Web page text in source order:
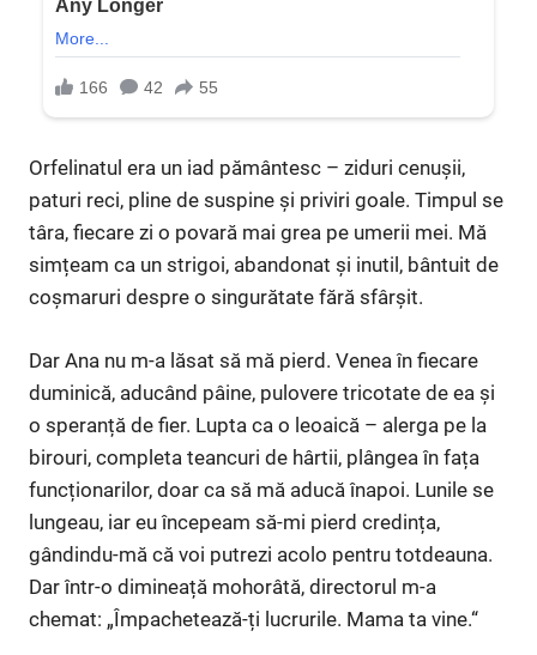
Orfelinatul era un iad pământesc – ziduri cenușii,
paturi reci, pline de suspine și priviri goale. Timpul se
târa, fiecare zi o povară mai grea pe umerii mei. Mă
simțeam ca un strigoi, abandonat și inutil, bântuit de
coșmaruri despre o singurătate fără sfârșit.
Dar Ana nu m-a lăsat să mă pierd. Venea în fiecare
duminică, aducând pâine, pulovere tricotate de ea și
o speranță de fier. Lupta ca o leoaică – alerga pe la
birouri, completa teancuri de hârtii, plângea în fața
funcționarilor, doar ca să mă aducă înapoi. Lunile se
lungeau, iar eu începeam să-mi pierd credința,
gândindu-mă că voi putrezi acolo pentru totdeauna.
Dar într-o dimineață mohorâtă, directorul m-a
chemat: „Împachetează-ți lucrurile. Mama ta vine.“